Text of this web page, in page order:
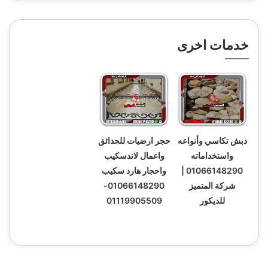
خدمات اخرى
دبش تكاسي وأنواعه
واستخداماته
01066148290 |
شركة المتميز
للديكور
حجر ارضيات للحدائق
واعمال لاندسكيب
واحجار هارد سكيب
01066148290-
01119905509